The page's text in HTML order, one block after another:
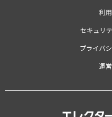
利
セキュリ
プライバ
運